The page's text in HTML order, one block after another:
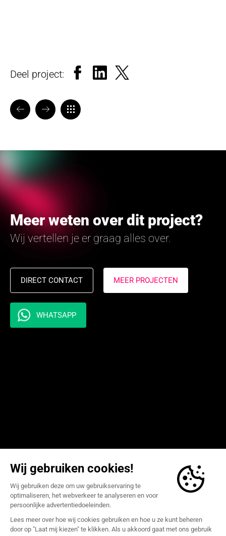
Deel project: Facebook
LinkedIn
VORIGEVOLGENDETERUG NAAR OVERZICHT
Meer weten over dit project?
Wij vertellen je er graag alles over.
DIRECT CONTACT MEER PROJECTEN
WHATSAPP
Privacy- & Cookieverklaring Algemene Voorwaarden